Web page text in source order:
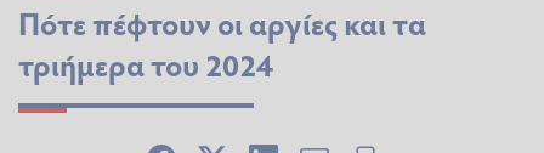
Πότε πέφτουν οι αργίες και τα
τριήμερα του 2024